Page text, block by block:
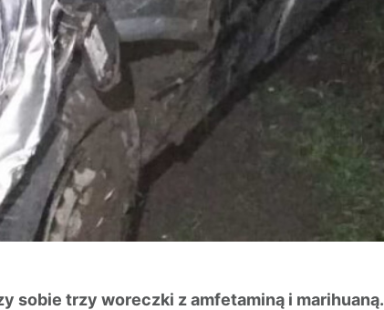
sobie trzy woreczki z amfetaminą i marihuaną.